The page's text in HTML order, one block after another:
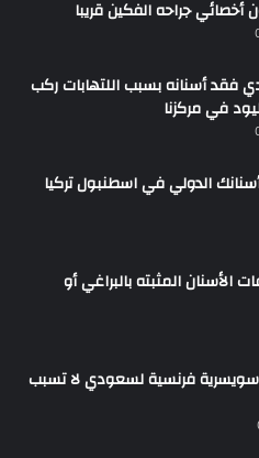
أخصائي جراحه الفكين قريبا
فقد أسنانه بسبب اللتهابات ركب
في مركزنا
الدولي في اسطنبول تركيا
الأسنان المثبته بالبراغي أو
فرنسية لسعودي لا تسبب